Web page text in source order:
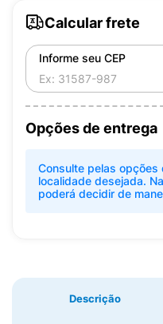
Calcular frete
Informe seu CEP
Opções de entrega
Consulte pelas
localidade desejada.
poderá decidir de
Descrição